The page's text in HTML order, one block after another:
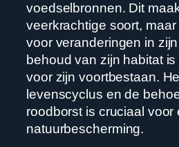
voedselbronnen. Dit
veerkrachtige soort,
voor veranderingen in
behoud van zijn habitat
voor zijn voortbestaan.
levenscyclus en de
roodborst is cruciaal voor
natuurbescherming.